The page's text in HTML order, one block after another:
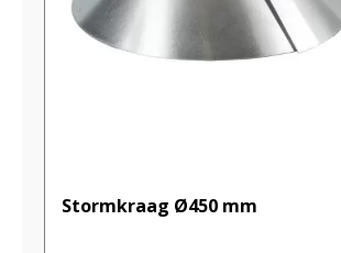
Stormkraag Ø450 mm